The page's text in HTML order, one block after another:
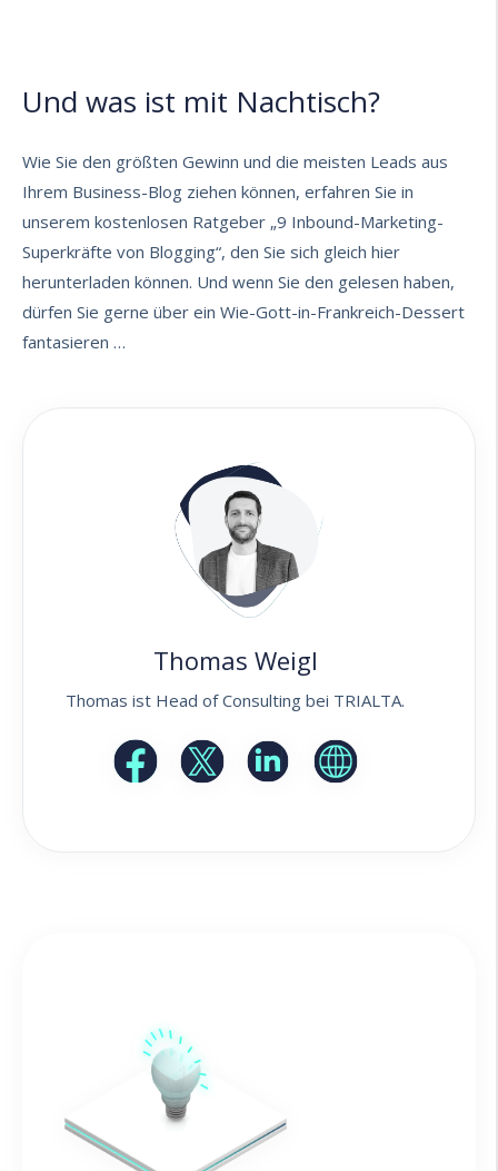
Und was ist mit Nachtisch?
Wie Sie den größten Gewinn und die meisten Leads aus
Ihrem Business-Blog ziehen können, erfahren Sie in
unserem kostenlosen Ratgeber „9 Inbound-Marketing-
Superkräfte von Blogging“, den Sie sich gleich hier
herunterladen können. Und wenn Sie den gelesen haben,
dürfen Sie gerne über ein Wie-Gott-in-Frankreich-Dessert
fantasieren …
Thomas Weigl
Thomas ist Head of Consulting bei TRIALTA.